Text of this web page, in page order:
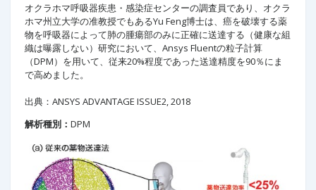
オクラホマ呼吸器疾患・感染症センターの調査員であり、オクラ
ホマ州立大学の准教授でもあるYu Feng博士は、癌を破壊する薬
物を呼吸器によって肺の腫瘍部のみに正確に送達する（健康な組
織は曝露しない）研究において、Ansys Fluentの粒子計算
（DPM）を用いて、従来20%程度であった送達精度を90％にま
で高めました。
出典：ANSYS ADVANTAGE ISSUE2, 2018
解析種別： DPM